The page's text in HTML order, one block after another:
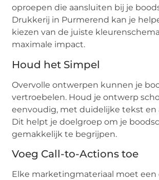
oproepen die aansluiten bij je
Drukkerij in Purmerend kan je
kiezen van de juiste
maximale impact.
Houd het Simpel
Overvolle ontwerpen kunnen je
vertroebelen. Houd je ontwerp
eenvoudig, met duidelijke tekst en
Dit helpt je doelgroep om je
gemakkelijk te begrijpen.
Voeg Call-to-Actions toe
Elke marketingmateriaal moet een